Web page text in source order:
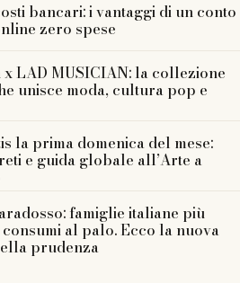
bancari: i vantaggi di un conto
zero spese
LAD MUSICIAN: la collezione
unisce moda, cultura pop e
la prima domenica del mese:
e guida globale all’Arte a
famiglie italiane più
al palo. Ecco la nuova
prudenza